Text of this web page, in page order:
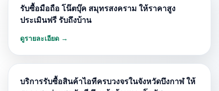
รับซื้อมือถือ โน๊ตบุ๊ค สมุทรสงคราม ให้ราคาสูง
ประเมินฟรี รับถึงบ้าน
ดูรายละเอียด →
บริการรับซื้อสินค้าไอทีครบวงจรในจังหวัดบึงกาฬ ให้